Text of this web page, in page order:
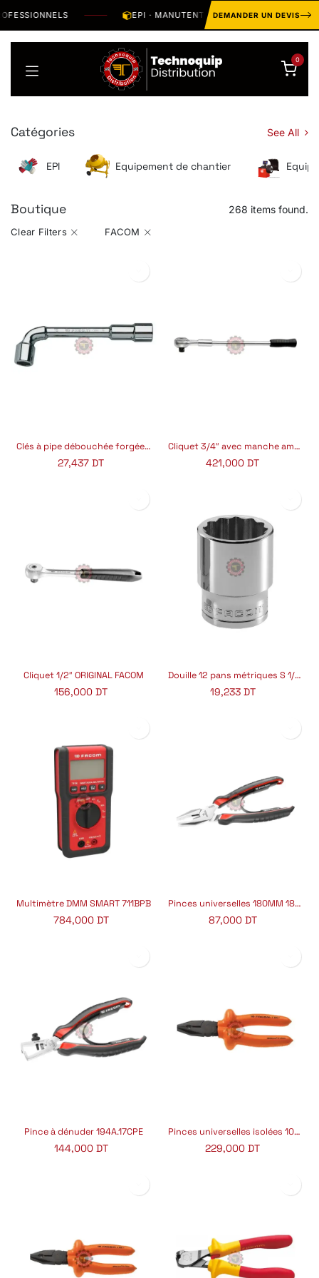
EPI · MANUTENTION · OUTILLAGE · HYGIÈNE
DEMANDER UN DEVIS
0
Catégories See All
EPI Equipement de chantier
Boutique 268 items found.
Clear Filters FACOM
Clés à pipe débouchée forgée 6 pans x 6 pans FACOM
27,437 DT
Cliquet 3/4″ avec manche amovible FACOM
421,000 DT
Cliquet 1/2″ ORIGINAL FACOM
156,000 DT
Douille 12 pans métriques S 1/2" 18MM S.18 FACOM
19,233DT
Multimètre DMM SMART 711BPB
784,000DT
Pinces universelles 180MM 187A.20CPE FACOM
87,000DT
Pince à dénuder 194A.17CPE
144,000DT
Pinces universelles isolées 1000V FACOM
229,000 DT